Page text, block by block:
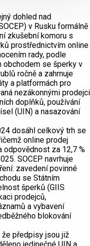
dohled nad
v Rusku formálně
zkušební komoru s
prostřednictvím online
rady, podle
obchodem se šperky v
ročně a zahrnuje
a platformách pro
nezákonnými prodejci
doplňků, používání
(UIN) a nasazování
dosáhl celkový trh se
online prodej
odpovědnost za 12,7 %
SOCEP navrhuje
zavedení povinné
se Státním
šperků (GIIS
prodejců,
a vybavení
blokování
že předpisy jsou již